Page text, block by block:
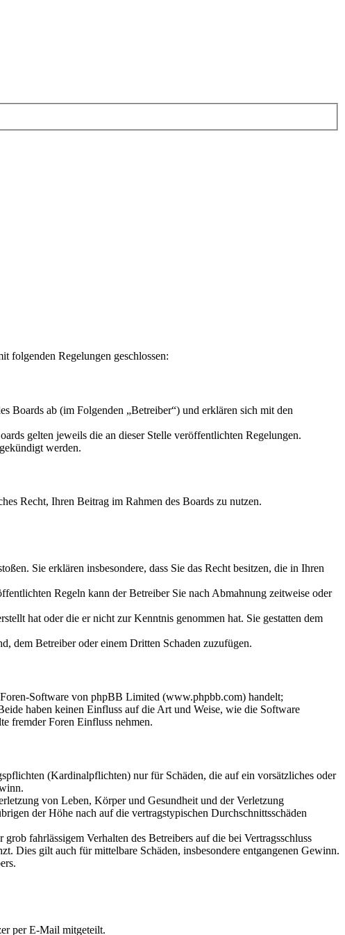
folgenden Regelungen geschlossen:
Boards ab (im Folgenden „Betreiber“) und erklären sich mit den
gelten jeweils die an dieser Stelle veröffentlichten Regelungen.
werden.
Recht, Ihren Beitrag im Rahmen des Boards zu nutzen.
Sie erklären insbesondere, dass Sie das Recht besitzen, die in Ihren
Regeln kann der Betreiber Sie nach Abmahnung zeitweise oder
hat oder die er nicht zur Kenntnis genommen hat. Sie gestatten dem
dem Betreiber oder einem Dritten Schaden zuzufügen.
Software von phpBB Limited (www.phpbb.com) handelt;
haben keinen Einfluss auf die Art und Weise, wie die Software
fremder Foren Einfluss nehmen.
(Kardinalpflichten) nur für Schäden, die auf ein vorsätzliches oder
von Leben, Körper und Gesundheit und der Verletzung
der Höhe nach auf die vertragstypischen Durchschnittsschäden
fahrlässigem Verhalten des Betreibers auf die bei Vertragsschluss
Dies gilt auch für mittelbare Schäden, insbesondere entgangenen Gewinn.
per E-Mail mitgeteilt.